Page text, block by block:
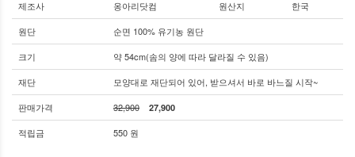
제조사 옹아리닷컴 원산지
한국
원단
순면 100% 유기농 원단
크기
약 54cm(솜의 양에 따라 달라질 수 있음)
재단
모양대로 재단되어 있어, 받으셔서 바로 바느질 시작~
판매가격
32,900 27,900
적립금 550 원